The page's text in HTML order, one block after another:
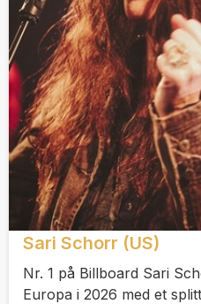
Sari Schorr (US)
Nr. 1 på Billboard Sari
Europa i 2026 med et